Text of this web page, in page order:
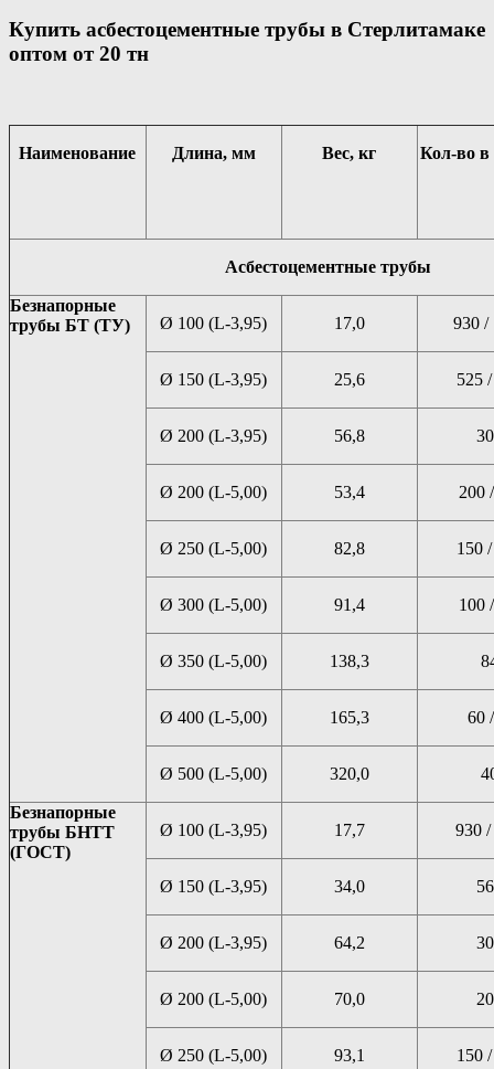
Купить асбестоцементные трубы в Стерлитамаке
оптом от 20 тн
Наименование Длина, мм Вес, кг Кол-во
Асбестоцементные трубы
Безнапорные
трубы БТ (ТУ)
Ø 100 (L-3,95) 17,0 930 /
Ø 150 (L-3,95) 25,6 525
Ø 200 (L-3,95) 56,8
Ø 200 (L-5,00) 53,4 200
Ø 250 (L-5,00) 82,8 150
Ø 300 (L-5,00) 91,4 100
Ø 350 (L-5,00) 138,3
Ø 400 (L-5,00) 165,3 60
Ø 500 (L-5,00) 320,0
Безнапорные
трубы БНТТ
(ГОСТ)
Ø 100 (L-3,95) 17,7 930 /
Ø 150 (L-3,95) 34,0
Ø 200 (L-3,95) 64,2
Ø 200 (L-5,00) 70,0
Ø 250 (L-5,00) 93,1 150